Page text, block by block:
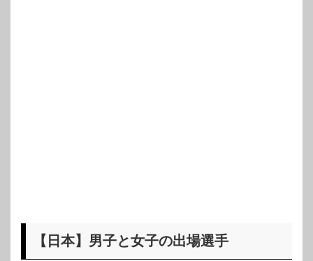
【日本】男子と女子の出場選手